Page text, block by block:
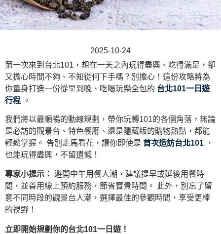
2025-10-24
第一次來到台北101，想在一天之內玩得盡興、吃得滿足，卻
又擔心時間不夠、不知從何下手嗎？別擔心！這份攻略將為
你量身打造一份從早到晚、吃喝玩樂全包的 台北101一日遊
行程 。
我們將以最順暢的動線規劃，帶你玩轉101的各個角落，無論
是必訪的觀景台、特色餐廳、還是隱藏版的購物熱點，都能
輕鬆掌握。 告別走馬看花，讓你即使是 首次造訪台北101 ，
也能玩得盡興，不留遺憾！
專家小提示： 避開中午用餐人潮，建議提早或延後用餐時
間，並善用線上預約服務，節省寶貴時間。 此外，別忘了留
意不同時段的觀景台人潮，選擇最佳的參觀時間，享受更棒
的視野！
立即開始規劃你的台北101一日遊！